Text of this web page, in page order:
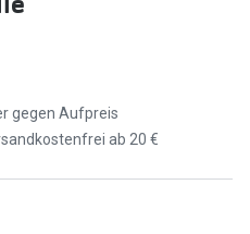
Oakley
gegen Aufpreis
ab 20 €